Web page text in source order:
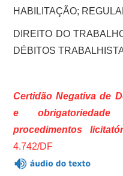
HABILITAÇÃO;
DIREITO DO
DÉBITOS
Certidão Negativa de
e
procedimentos
4.742/DF